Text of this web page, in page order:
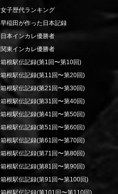
女子歴代ランキング
早稲田が作った日本記録
日本インカレ優勝者
関東インカレ優勝者
箱根駅伝記録(第1回〜第10回)
箱根駅伝記録(第11回〜第20回)
箱根駅伝記録(第21回〜第30回)
箱根駅伝記録(第31回〜第40回)
箱根駅伝記録(第41回〜第50回)
箱根駅伝記録(第51回〜第60回)
箱根駅伝記録(第61回〜第70回)
箱根駅伝記録(第71回〜第80回)
箱根駅伝記録(第81回〜第90回)
箱根駅伝記録(第91回〜第100回)
箱根駅伝記録(第101回〜第110回)